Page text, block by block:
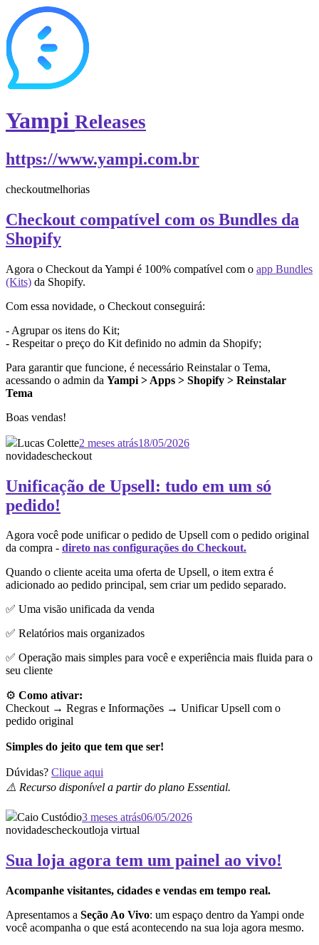
Yampi Releases
https://www.yampi.com.br
checkoutmelhorias
Checkout compatível com os Bundles da
Shopify
Agora o Checkout da Yampi é 100% compatível com o app Bundles
(Kits) da Shopify.
Com essa novidade, o Checkout conseguirá:
- Agrupar os itens do Kit;
- Respeitar o preço do Kit definido no admin da Shopify;
Para garantir que funcione, é necessário Reinstalar o Tema,
acessando o admin da Yampi > Apps > Shopify > Reinstalar
Tema
Boas vendas!
Lucas Colette2 meses atrás18/05/2026
novidadescheckout
Unificação de Upsell: tudo em um só
pedido!
Agora você pode unificar o pedido de Upsell com o pedido original
da compra - direto nas configurações do Checkout.
Quando o cliente aceita uma oferta de Upsell, o item extra é
adicionado ao pedido principal, sem criar um pedido separado.
✅ Uma visão unificada da venda
✅ Relatórios mais organizados
✅ Operação mais simples para você e experiência mais fluida para o
seu cliente
⚙️ Como ativar:
Checkout → Regras e Informações → Unificar Upsell com o
pedido original
Simples do jeito que tem que ser!
Dúvidas? Clique aqui
⚠️ Recurso disponível a partir do plano Essential.
Caio Custódio3 meses atrás06/05/2026
novidadescheckoutloja virtual
Sua loja agora tem um painel ao vivo!
Acompanhe visitantes, cidades e vendas em tempo real.
Apresentamos a Seção Ao Vivo: um espaço dentro da Yampi onde
você acompanha o que está acontecendo na sua loja agora mesmo.